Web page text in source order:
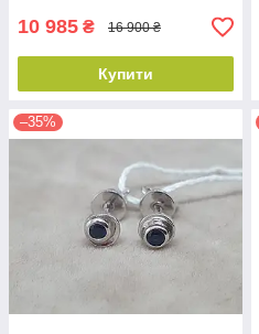
10 985 ₴ 16 900 ₴
Купити
–35%